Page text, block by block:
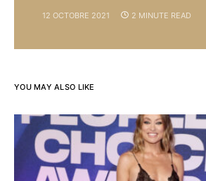
12 OCTOBRE 2021 2 MINUTE READ
YOU MAY ALSO LIKE